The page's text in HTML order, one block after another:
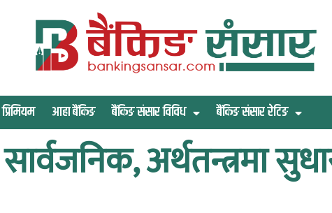
आहा बैंकिङ बैंकिङ संसार विविध बैंकिङ संसार रेटिङ
सार्वजनिक, अर्थतन्त्रमा